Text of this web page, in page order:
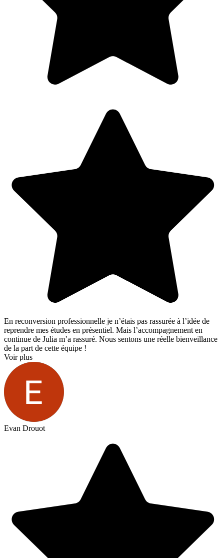
En reconversion professionnelle je n’étais pas rassurée à l’idée de
reprendre mes études en présentiel. Mais l’accompagnement en
continue de Julia m’a rassuré. Nous sentons une réelle bienveillance
de la part de cette équipe !
Voir plus
Evan Drouot